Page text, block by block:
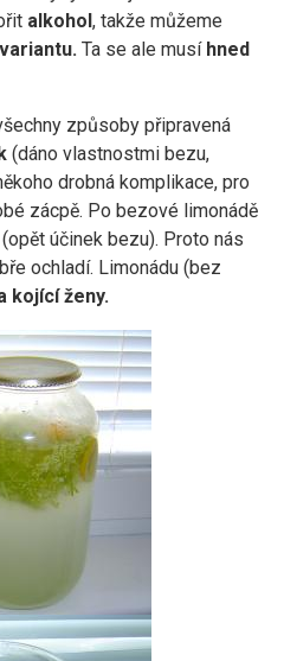
alkohol, takže můžeme
Ta se ale musí hned
způsoby připravená
(dáno vlastnostmi bezu,
drobná komplikace, pro
zácpě. Po bezové limonádě
(opět účinek bezu). Proto nás
ochladí. Limonádu (bez
kojící ženy.